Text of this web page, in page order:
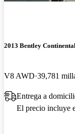
2013 Bentley
V8 AWD 39,781
Entrega a
El precio incluye